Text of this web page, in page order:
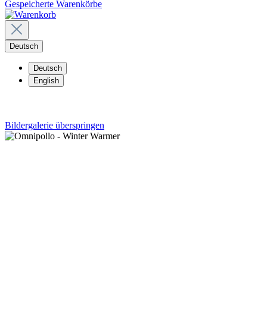
Gespeicherte Warenkörbe
Deutsch
Deutsch
English
Bildergalerie überspringen